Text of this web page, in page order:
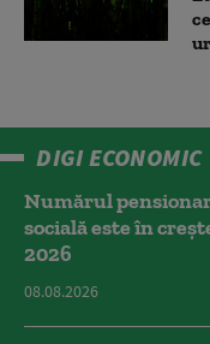
DIGI ECONOMIC
Numărul
socială este în
2026
08.08.2026